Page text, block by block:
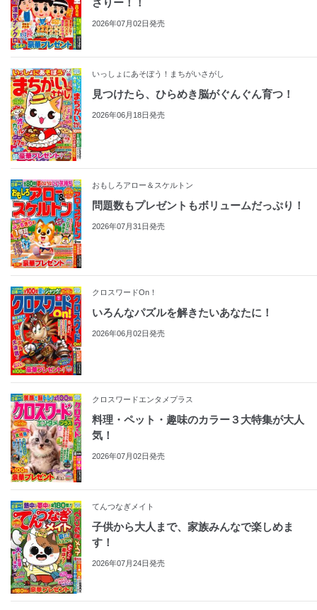
さりー！！
2026年07月02日発売
いっしょにあそぼう！まちがいさがし
見つけたら、ひらめき脳がぐんぐん育つ！
2026年06月18日発売
おもしろアロー＆スケルトン
問題数もプレゼントもボリュームだっぷり！
2026年07月31日発売
クロスワードOn！
いろんなパズルを解きたいあなたに！
2026年06月02日発売
クロスワードエンタメプラス
料理・ペット・趣味のカラー３大特集が大人
気！
2026年07月02日発売
てんつなぎメイト
子供から大人まで、家族みんなで楽しめま
す！
2026年07月24日発売